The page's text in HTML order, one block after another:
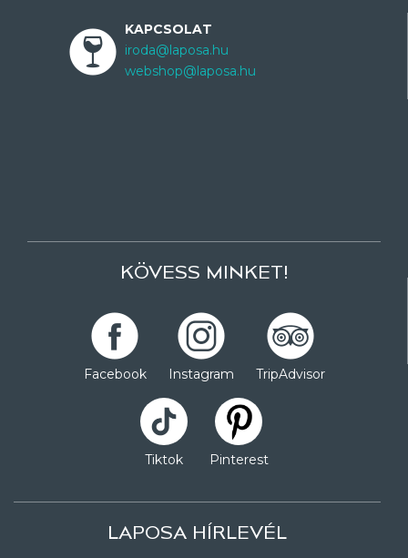
KAPCSOLAT
iroda@laposa.hu
webshop@laposa.hu
KÖVESS MINKET!
Facebook Instagram TripAdvisor
Tiktok Pinterest
LAPOSA HÍRLEVÉL